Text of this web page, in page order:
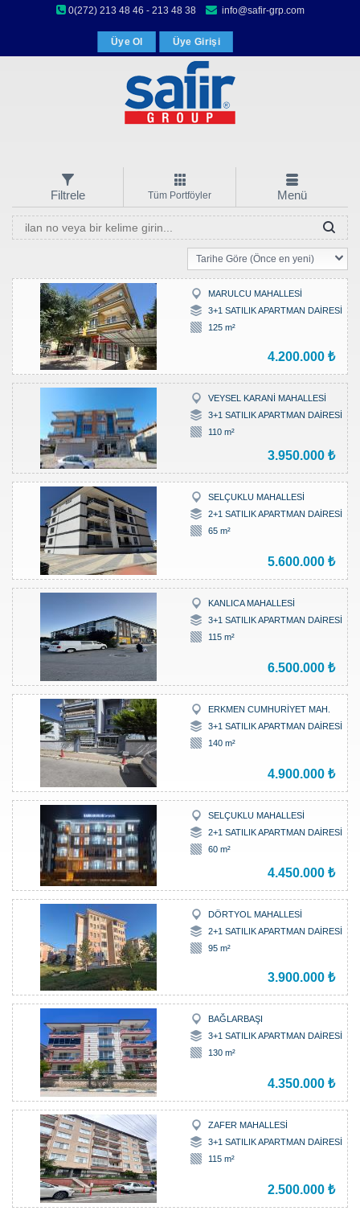
0(272) 213 48 46 - 213 48 38 info@safir-grp.com
Üye Ol Üye Girişi
Filtrele Tüm Portföyler Menü
Tarihe Göre (Önce en yeni)
MARULCU MAHALLESİ
3+1 SATILIK APARTMAN DAİRESİ
125 m²
4.200.000 ₺
VEYSEL KARANİ MAHALLESİ
3+1 SATILIK APARTMAN DAİRESİ
110 m²
3.950.000 ₺
SELÇUKLU MAHALLESİ
2+1 SATILIK APARTMAN DAİRESİ
65 m²
5.600.000 ₺
KANLICA MAHALLESİ
3+1 SATILIK APARTMAN DAİRESİ
115 m²
6.500.000 ₺
ERKMEN CUMHURİYET MAH.
3+1 SATILIK APARTMAN DAİRESİ
140 m²
4.900.000 ₺
SELÇUKLU MAHALLESİ
2+1 SATILIK APARTMAN DAİRESİ
60 m²
4.450.000 ₺
DÖRTYOL MAHALLESİ
2+1 SATILIK APARTMAN DAİRESİ
95 m²
3.900.000 ₺
BAĞLARBAŞI
3+1 SATILIK APARTMAN DAİRESİ
130 m²
4.350.000 ₺
ZAFER MAHALLESİ
3+1 SATILIK APARTMAN DAİRESİ
115 m²
2.500.000 ₺